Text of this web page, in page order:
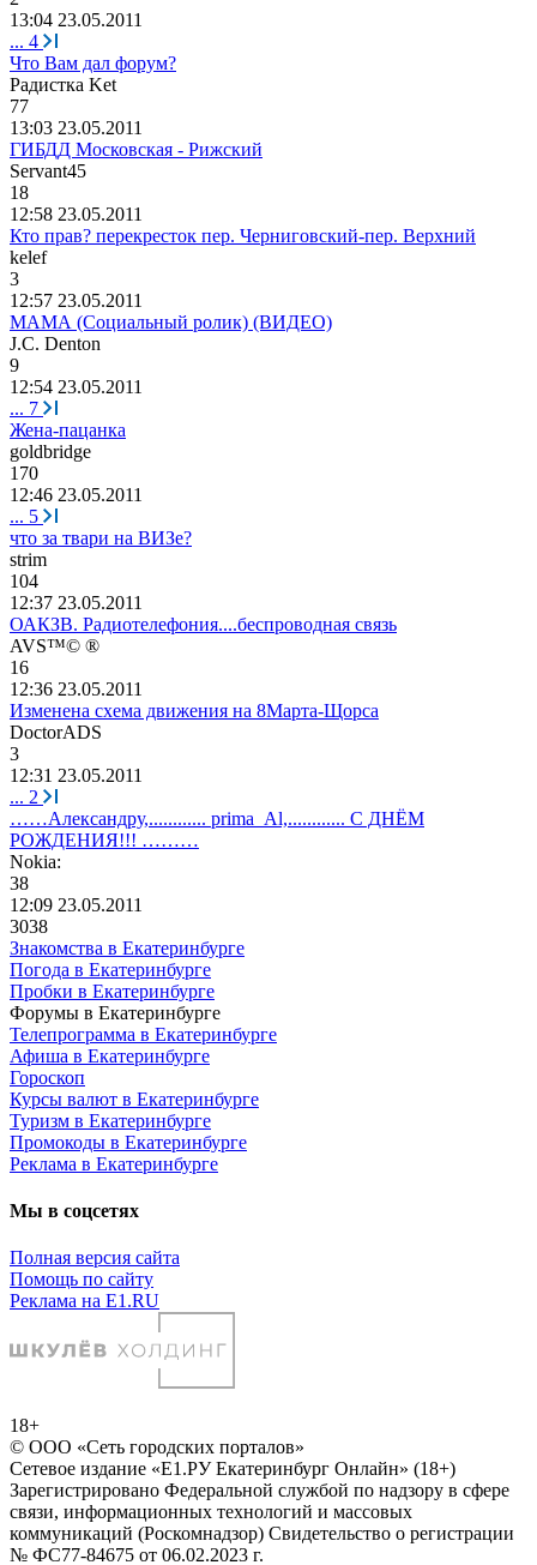
13:04 23.05.2011
... 4
Что Вам дал форум?
Рaдистка Ket
77
13:03 23.05.2011
ГИБДД Московская - Рижский
Servant45
18
12:58 23.05.2011
Кто прав? перекресток пер. Черниговский-пер. Верхний
kelef
3
12:57 23.05.2011
МАМА (Социальный ролик) (ВИДЕО)
J.C. Denton
9
12:54 23.05.2011
... 7
Жена-пацанка
goldbridge
170
12:46 23.05.2011
... 5
что за твари на ВИЗе?
strim
104
12:37 23.05.2011
ОАКЗВ. Радиотелефония....беспроводная связь
AVS™© ®
16
12:36 23.05.2011
Изменена схема движения на 8Марта-Щорса
DoctorADS
3
12:31 23.05.2011
... 2
……Александру,............ prima_Al,............ С ДНЁМ
РОЖДЕНИЯ!!! ………
Nokia:
38
12:09 23.05.2011
3038
Знакомства в Екатеринбурге
Погода в Екатеринбурге
Пробки в Екатеринбурге
Форумы в Екатеринбурге
Телепрограмма в Екатеринбурге
Афиша в Екатеринбурге
Гороскоп
Курсы валют в Екатеринбурге
Туризм в Екатеринбурге
Промокоды в Екатеринбурге
Реклама в Екатеринбурге
Мы в соцсетях
Полная версия сайта
Помощь по сайту
Реклама на E1.RU
18+
© ООО «Сеть городских порталов»
Сетевое издание «Е1.РУ Екатеринбург Онлайн» (18+)
Зарегистрировано Федеральной службой по надзору в сфере
связи, информационных технологий и массовых
коммуникаций (Роскомнадзор) Свидетельство о регистрации
№ ФС77-84675 от 06.02.2023 г.